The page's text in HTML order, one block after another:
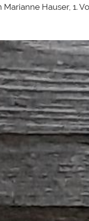
Hauser, 1.